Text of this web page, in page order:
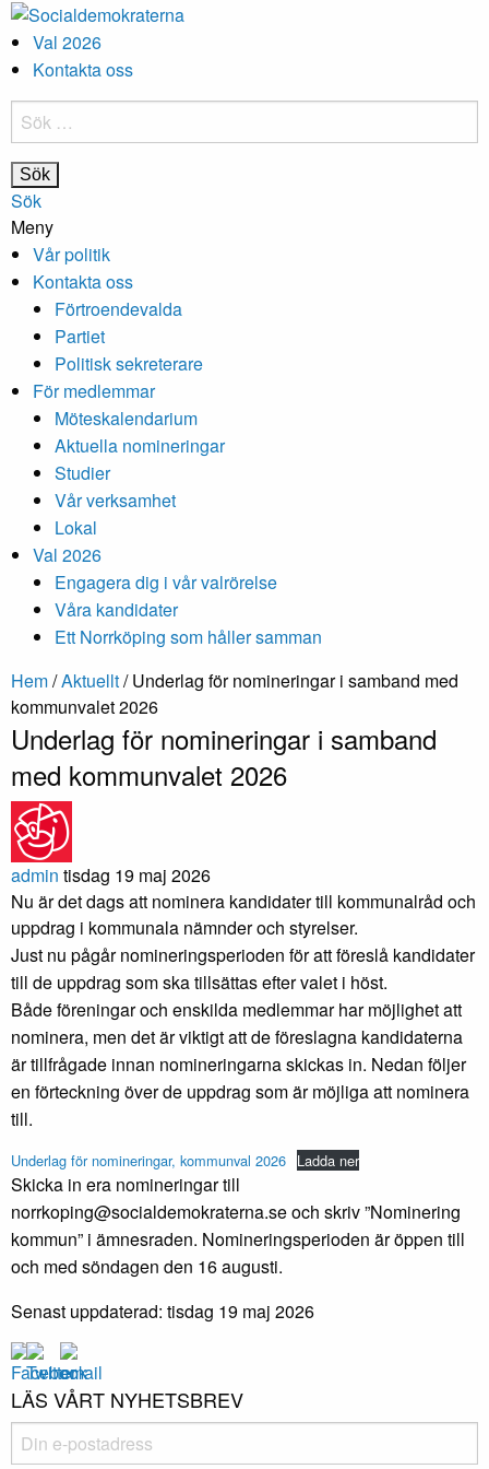
Val 2026
Kontakta oss
Sök
efter:
Sök
Meny
Vår politik
Kontakta oss
Förtroendevalda
Partiet
Politisk sekreterare
För medlemmar
Möteskalendarium
Aktuella nomineringar
Studier
Vår verksamhet
Lokal
Val 2026
Engagera dig i vår valrörelse
Våra kandidater
Ett Norrköping som håller samman
Hem/Aktuellt/Underlag för nomineringar i samband med
kommunvalet 2026
Underlag för nomineringar i samband
med kommunvalet 2026
admin tisdag 19 maj 2026
Nu är det dags att nominera kandidater till kommunalråd och
uppdrag i kommunala nämnder och styrelser.
Just nu pågår nomineringsperioden för att föreslå kandidater
till de uppdrag som ska tillsättas efter valet i höst.
Både föreningar och enskilda medlemmar har möjlighet att
nominera, men det är viktigt att de föreslagna kandidaterna
är tillfrågade innan nomineringarna skickas in. Nedan följer
en förteckning över de uppdrag som är möjliga att nominera
till.
Underlag för nomineringar, kommunval 2026 Ladda ner
Skicka in era nomineringar till
norrkoping@socialdemokraterna.se och skriv ”Nominering
kommun” i ämnesraden. Nomineringsperioden är öppen till
och med söndagen den 16 augusti.
Senast uppdaterad: tisdag 19 maj 2026
LÄS VÅRT NYHETSBREV